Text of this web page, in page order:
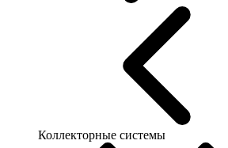
Коллекторные системы